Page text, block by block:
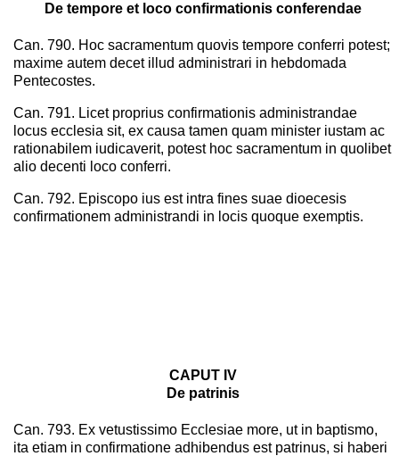
De tempore et loco confirmationis conferendae
Can. 790. Hoc sacramentum quovis tempore conferri potest;
maxime autem decet illud administrari in hebdomada
Pentecostes.
Can. 791. Licet proprius confirmationis administrandae
locus ecclesia sit, ex causa tamen quam minister iustam ac
rationabilem iudicaverit, potest hoc sacramentum in quolibet
alio decenti loco conferri.
Can. 792. Episcopo ius est intra fines suae dioecesis
confirmationem administrandi in locis quoque exemptis.
CAPUT IV
De patrinis
Can. 793. Ex vetustissimo Ecclesiae more, ut in baptismo,
ita etiam in confirmatione adhibendus est patrinus, si haberi